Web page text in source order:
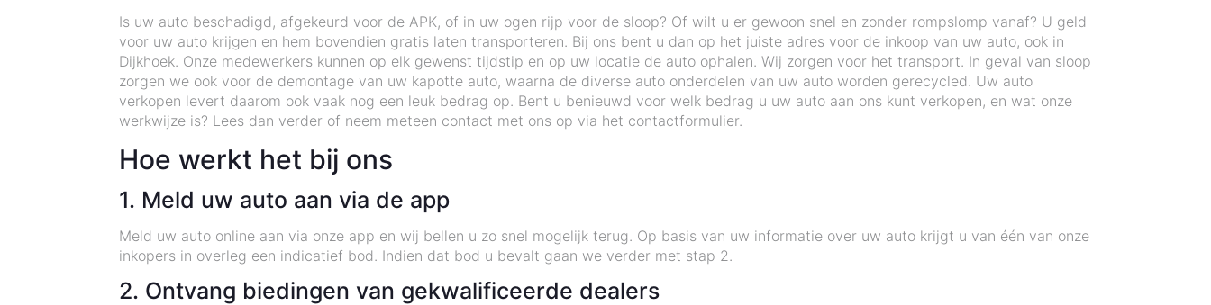
Is uw auto beschadigd, afgekeurd voor de APK, of in uw ogen rijp voor de sloop? Of wilt u er gewoon snel en zonder rompslomp vanaf? U geld
voor uw auto krijgen en hem bovendien gratis laten transporteren. Bij ons bent u dan op het juiste adres voor de inkoop van uw auto, ook in
Dijkhoek. Onze medewerkers kunnen op elk gewenst tijdstip en op uw locatie de auto ophalen. Wij zorgen voor het transport. In geval van sloop
zorgen we ook voor de demontage van uw kapotte auto, waarna de diverse auto onderdelen van uw auto worden gerecycled. Uw auto
verkopen levert daarom ook vaak nog een leuk bedrag op. Bent u benieuwd voor welk bedrag u uw auto aan ons kunt verkopen, en wat onze
werkwijze is? Lees dan verder of neem meteen contact met ons op via het contactformulier.
Hoe werkt het bij ons
1. Meld uw auto aan via de app
Meld uw auto online aan via onze app en wij bellen u zo snel mogelijk terug. Op basis van uw informatie over uw auto krijgt u van één van onze
inkopers in overleg een indicatief bod. Indien dat bod u bevalt gaan we verder met stap 2.
2. Ontvang biedingen van gekwalificeerde dealers